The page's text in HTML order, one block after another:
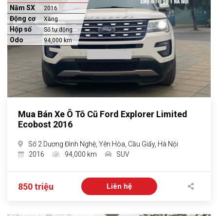
Năm SX 2016
Động cơ Xăng
Hộp số Số tự động
Odo 94,000 km
Mua Bán Xe Ô Tô Cũ Ford Explorer Limited
Ecobost 2016
Số 2 Dương Đình Nghệ, Yên Hòa, Cầu Giấy, Hà Nội
2016
94,000 km SUV
850 triệu Liên hệ